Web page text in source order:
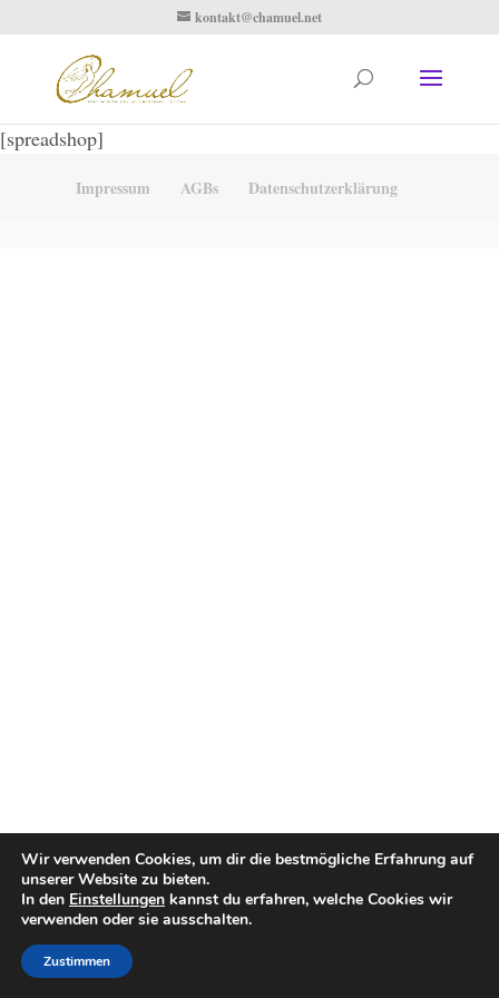
kontakt@chamuel.net
[spreadshop]
Impressum AGBs Datenschutzerklärung
Wir verwenden Cookies, um dir die bestmögliche Erfahrung auf
unserer Website zu bieten.
In den Einstellungen kannst du erfahren, welche Cookies wir
verwenden oder sie ausschalten.
Zustimmen